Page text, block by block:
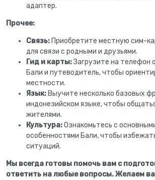
адаптер.
Прочее:
Связь: Приобретите местную сим-
для связи с родными и друзьями.
Гид и карты:Загрузите на телефон
Бали и путеводитель, чтобы
местности.
Язык: Выучите несколько базовых
индонезийском языке, чтобы
жителями.
Культура:Ознакомьтесь с
особенностями Бали, чтобы
ситуаций.
Мы всегда готовы помочь вам с
ответить на любые вопросы. Желаем